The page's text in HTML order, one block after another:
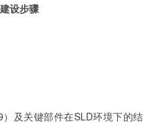
设步骤
及关键部件在SLD环境下的结